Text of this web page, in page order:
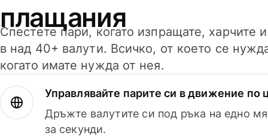
плащания
Спестете пари, когато изпращате, харчите
в над 40+ валути. Всичко, от което се
когато имате нужда от нея.
Управлявайте парите си в движение по
Дръжте валутите си под ръка на едно
за секунди.